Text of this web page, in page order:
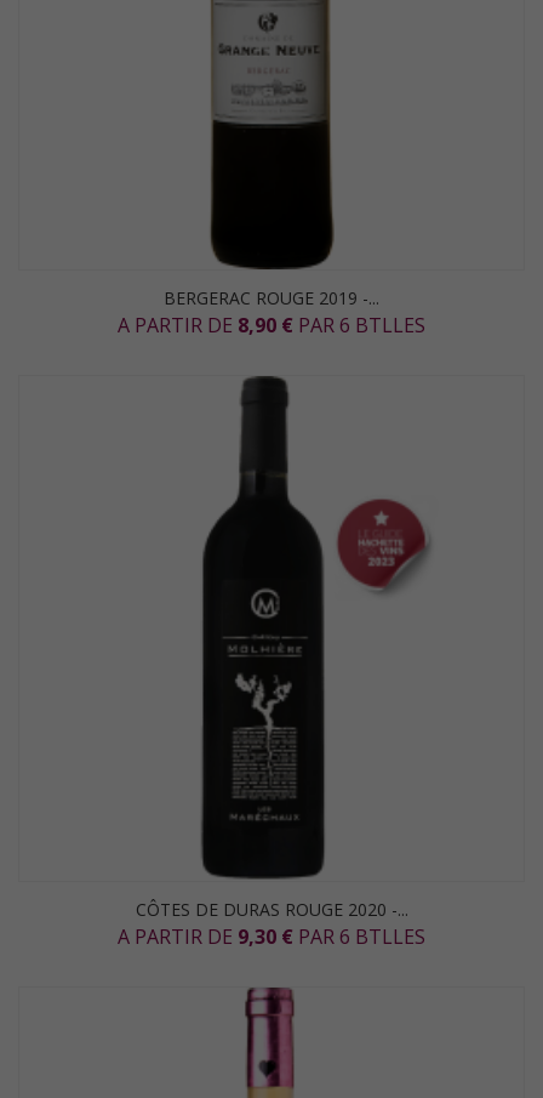
BERGERAC ROUGE 2019 -...
A PARTIR DE 8,90 € PAR 6 BTLLES
CÔTES DE DURAS ROUGE 2020 -...
A PARTIR DE 9,30 € PAR 6 BTLLES